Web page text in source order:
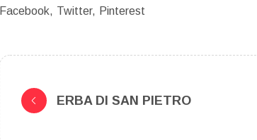
Facebook Twitter Pinterest
ERBA DI SAN PIETRO